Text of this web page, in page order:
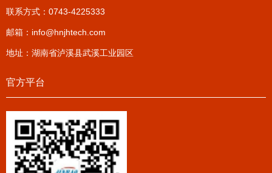
联系方式：0743-4225333
邮箱： info@hnjhtech.com
地址：湖南省泸溪县武溪工业园区
官方平台